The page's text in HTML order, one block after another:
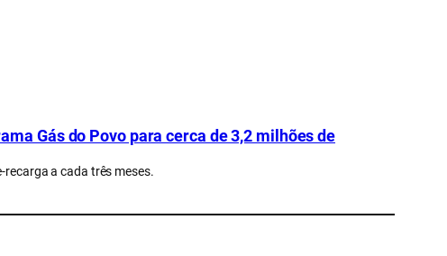
Gás do Povo para cerca de 3,2 milhões de
recarga a cada três meses.